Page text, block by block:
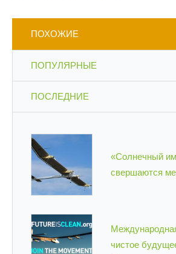
ПОХОЖИЕ
ПОПУЛЯРНЫЕ
ПОСЛЕДНИЕ
«Солнечный
свершаются
чистое